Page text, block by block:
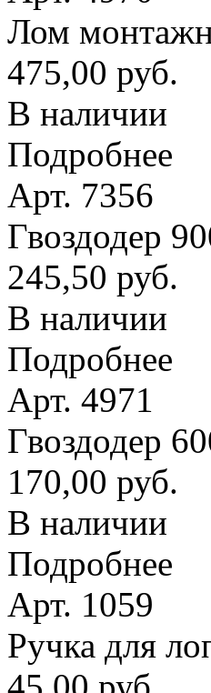
Лом
475,00 руб.
В наличии
Подробнее
Арт. 7356
Гвоздодер
245,50 руб.
В наличии
Подробнее
Арт. 4971
Гвоздодер
170,00 руб.
В наличии
Подробнее
Арт. 1059
Ручка для